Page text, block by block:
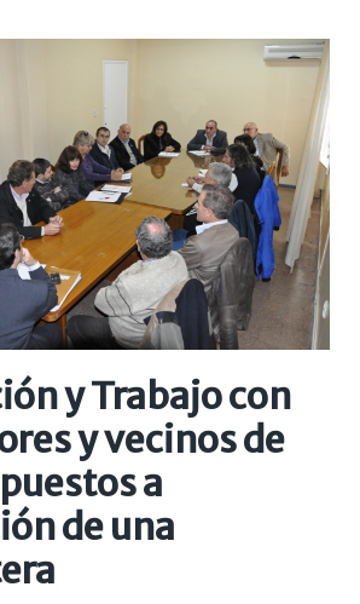
y Trabajo con
y vecinos de
a
de una